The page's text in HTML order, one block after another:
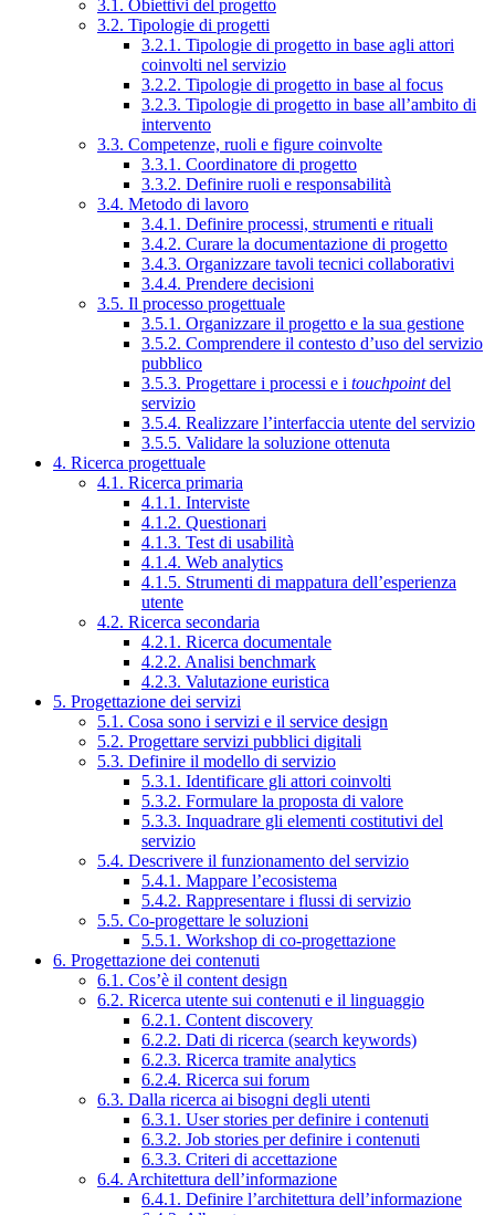
3.1. Obiettivi del progetto
3.2. Tipologie di progetti
3.2.1. Tipologie di progetto in base agli attori
coinvolti nel servizio
3.2.2. Tipologie di progetto in base al focus
3.2.3. Tipologie di progetto in base all’ambito di
intervento
3.3. Competenze, ruoli e figure coinvolte
3.3.1. Coordinatore di progetto
3.3.2. Definire ruoli e responsabilità
3.4. Metodo di lavoro
3.4.1. Definire processi, strumenti e rituali
3.4.2. Curare la documentazione di progetto
3.4.3. Organizzare tavoli tecnici collaborativi
3.4.4. Prendere decisioni
3.5. Il processo progettuale
3.5.1. Organizzare il progetto e la sua gestione
3.5.2. Comprendere il contesto d’uso del servizio
pubblico
3.5.3. Progettare i processi e i touchpointdel
servizio
3.5.4. Realizzare l’interfaccia utente del servizio
3.5.5. Validare la soluzione ottenuta
4. Ricerca progettuale
4.1. Ricerca primaria
4.1.1. Interviste
4.1.2. Questionari
4.1.3. Test di usabilità
4.1.4. Web analytics
4.1.5. Strumenti di mappatura dell’esperienza
utente
4.2. Ricerca secondaria
4.2.1. Ricerca documentale
4.2.2. Analisi benchmark
4.2.3. Valutazione euristica
5. Progettazione dei servizi
5.1. Cosa sono i servizi e il service design
5.2. Progettare servizi pubblici digitali
5.3. Definire il modello di servizio
5.3.1. Identificare gli attori coinvolti
5.3.2. Formulare la proposta di valore
5.3.3. Inquadrare gli elementi costitutivi del
servizio
5.4. Descrivere il funzionamento del servizio
5.4.1. Mappare l’ecosistema
5.4.2. Rappresentare i flussi di servizio
5.5. Co-progettare le soluzioni
5.5.1. Workshop di co-progettazione
6. Progettazione dei contenuti
6.1. Cos’è il content design
6.2. Ricerca utente sui contenuti e il linguaggio
6.2.1. Content discovery
6.2.2. Dati di ricerca (search keywords)
6.2.3. Ricerca tramite analytics
6.2.4. Ricerca sui forum
6.3. Dalla ricerca ai bisogni degli utenti
6.3.1. User stories per definire i contenuti
6.3.2. Job stories per definire i contenuti
6.3.3. Criteri di accettazione
6.4. Architettura dell’informazione
6.4.1. Definire l’architettura dell’informazione